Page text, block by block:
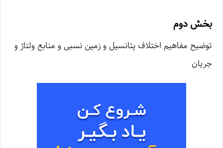
بخش دوم
توضیح مفاهیم اختلاف پتانسیل و زمین نسبی و منابع ولتاژ و
جریان